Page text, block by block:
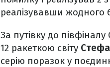
реалізувавши жодного
За путівку до
12 ракеткою світу
серію поразок у